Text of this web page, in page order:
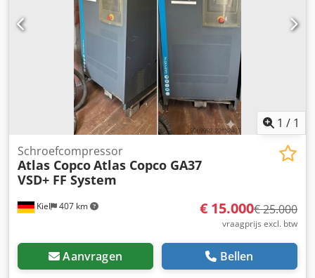
1 / 1
Kiel 407 km
Schroefcompressor
Atlas CopcoAtlas Copco GA37
VSD+ FF System
€ 15.000€ 25.000
vraagprijs excl. btw
Aanvragen Bellen